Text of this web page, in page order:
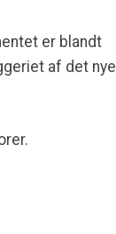
er blandt
af det nye